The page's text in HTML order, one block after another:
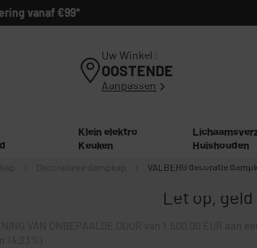
vanaf €99*
Uw Winkel :
OOSTENDE
Aanpassen
Klein elektro
Keuken
Huishouden
VALBERG decoratie
Let op,
VAN ONBEPAALDE DUUR van 1.500,00 EUR